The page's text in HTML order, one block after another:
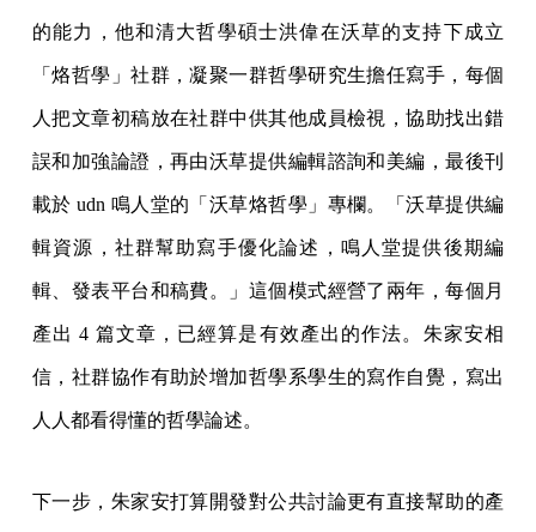
的能力，他和清大哲學碩士洪偉在沃草的支持下成立
「烙哲學」社群，凝聚一群哲學研究生擔任寫手，每個
人把文章初稿放在社群中供其他成員檢視，協助找出錯
誤和加強論證，再由沃草提供編輯諮詢和美編，最後刊
載於 udn 鳴人堂的「沃草烙哲學」專欄。「沃草提供編
輯資源，社群幫助寫手優化論述，鳴人堂提供後期編
輯、發表平台和稿費。」這個模式經營了兩年，每個月
產出 4 篇文章，已經算是有效產出的作法。朱家安相
信，社群協作有助於增加哲學系學生的寫作自覺，寫出
人人都看得懂的哲學論述。
下一步，朱家安打算開發對公共討論更有直接幫助的產